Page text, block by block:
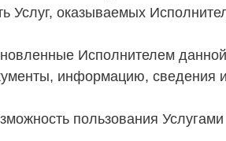
Услуг, оказываемых
Исполнителем
информацию,
пользования